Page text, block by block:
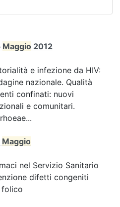
Maggio 2012
e infezione da HIV:
nazionale. Qualità
confinati: nuovi
e comunitari.
Maggio
nel Servizio Sanitario
difetti congeniti
folico